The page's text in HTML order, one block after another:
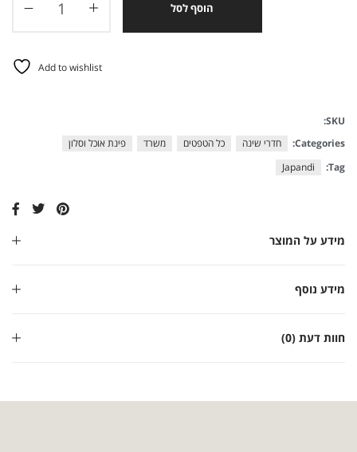
הוסף לסל
Add to wishlist
מידע על המוצר
מידע נוסף
חוות דעת (0)
SKU:
Categories:
חדרי שינה כל הטפטים משרד
פינת אוכל וסלון
Tag:
Japandi